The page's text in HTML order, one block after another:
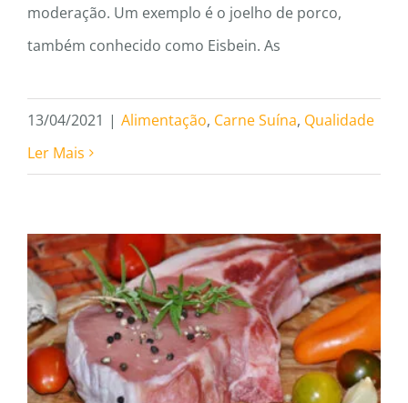
moderação. Um exemplo é o joelho de porco,
também conhecido como Eisbein. As
13/04/2021 | Alimentação, Carne Suína, Qualidade
Ler Mais
Qual a importância do
controle de qualidade de
alimentos?